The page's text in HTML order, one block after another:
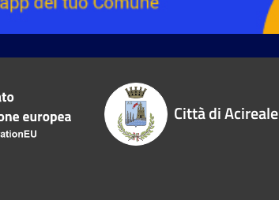
Città di Acireale